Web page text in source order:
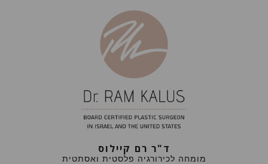
ד"ר רם קיילוס
מומחה לכירורגיה פלסטית ואסתטית